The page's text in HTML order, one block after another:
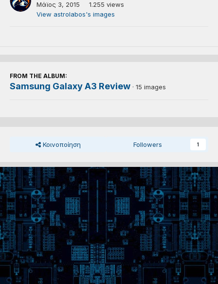
Μάϊος 3, 2015
1.255 views
View astrolabos's images
FROM THE ALBUM:
Samsung Galaxy A3 Review · 15 images
Κοινοποίηση Followers 1